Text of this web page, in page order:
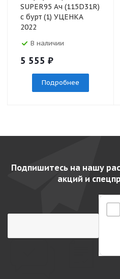
SUPER95 Ач (115D31R)
с бурт (1) УЦЕНКА
2022
В наличии
5 555 ₽
Подробнее
Подпишитесь на нашу
акций и